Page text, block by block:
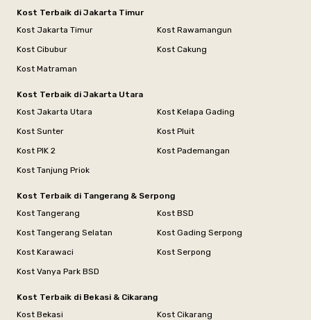
Kost Terbaik di Jakarta Timur
Kost Jakarta Timur
Kost Rawamangun
Kost Cibubur
Kost Cakung
Kost Matraman
Kost Terbaik di Jakarta Utara
Kost Jakarta Utara
Kost Kelapa Gading
Kost Sunter
Kost Pluit
Kost PIK 2
Kost Pademangan
Kost Tanjung Priok
Kost Terbaik di Tangerang & Serpong
Kost Tangerang
Kost BSD
Kost Tangerang Selatan
Kost Gading Serpong
Kost Karawaci
Kost Serpong
Kost Vanya Park BSD
Kost Terbaik di Bekasi & Cikarang
Kost Bekasi
Kost Cikarang